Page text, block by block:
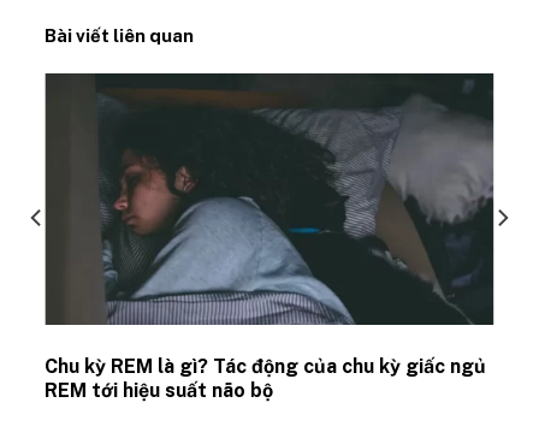
Bài viết liên quan
Chu kỳ REM là gì? Tác động của chu kỳ giấc ngủ
REM tới hiệu suất não bộ